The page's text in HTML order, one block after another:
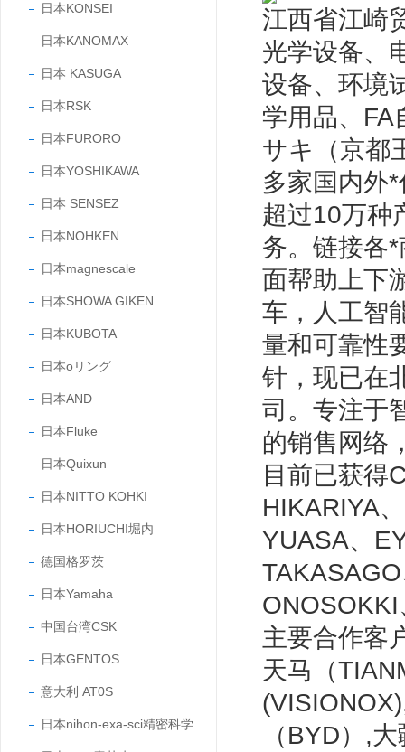
日本KONSEI
日本KANOMAX
日本 KASUGA
日本RSK
日本FURORO
日本YOSHIKAWA
日本 SENSEZ
日本NOHKEN
日本magnescale
日本SHOWA GIKEN
日本KUBOTA
日本oリング
日本AND
日本Fluke
日本Quixun
日本NITTO KOHKI
日本HORIUCHI堀内
德国格罗茨
日本Yamaha
中国台湾CSK
日本GENTOS
意大利 AT0S
日本nihon-exa-sci精密科学
江西省江崎
光学设备、
设备、环境
学用品、FA
サキ（京都
多家国内外
超过10万种
务。链接各
面帮助上下
车，人工智
量和可靠性
针，现已在
司。专注于
的销售网络
目前已获得
HIKARIYA
YUASA、
主要合作客
天马（
（BYD）,